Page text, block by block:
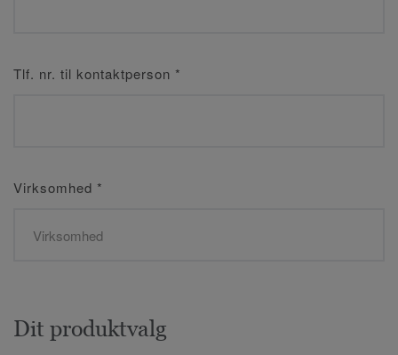
Tlf. nr. til kontaktperson *
Virksomhed *
Dit produktvalg